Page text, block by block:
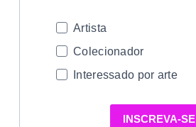
Artista
Colecionador
Interessado por arte
INSCREVA-SE